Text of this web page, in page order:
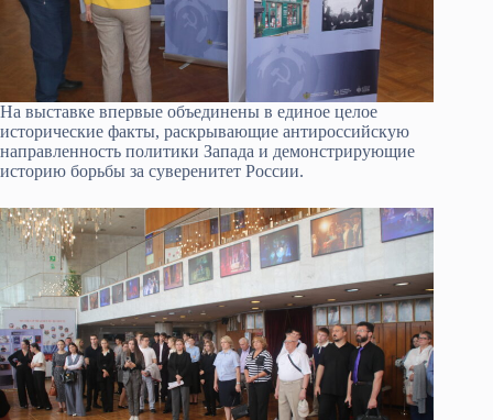
На выставке впервые объединены в единое целое
исторические факты, раскрывающие антироссийскую
направленность политики Запада и демонстрирующие
историю борьбы за суверенитет России.